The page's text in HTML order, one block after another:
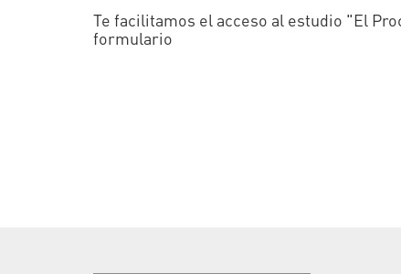
Te facilitamos el acceso al estudio "El
formulario